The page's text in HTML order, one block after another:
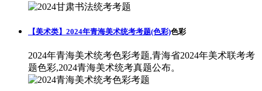
【美术类】2024年青海美术统考考题(色彩)色彩
2024年青海美术统考色彩考题,青海省2024年美术联考考
题色彩,2024青海美术统考真题公布。